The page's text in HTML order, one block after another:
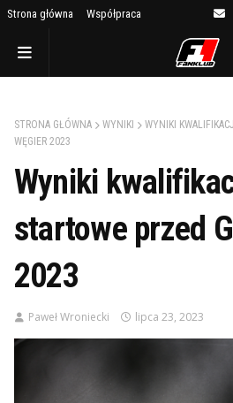
Strona główna Współpraca
STRONA GŁÓWNA WYNIKI
WYNIKI
WĘGIER 2023
Wyniki
startowe przed
2023
Paweł Wroniecki lipca 23, 2023